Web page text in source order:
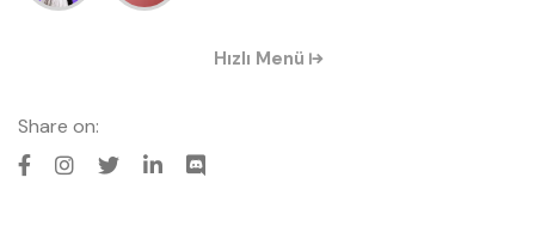
Hızlı Menü
Share on: